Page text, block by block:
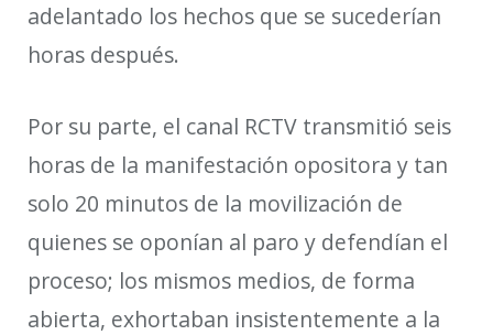
adelantado los hechos que se sucederían
horas después.
Por su parte, el canal RCTV transmitió seis
horas de la manifestación opositora y tan
solo 20 minutos de la movilización de
quienes se oponían al paro y defendían el
proceso; los mismos medios, de forma
abierta, exhortaban insistentemente a la